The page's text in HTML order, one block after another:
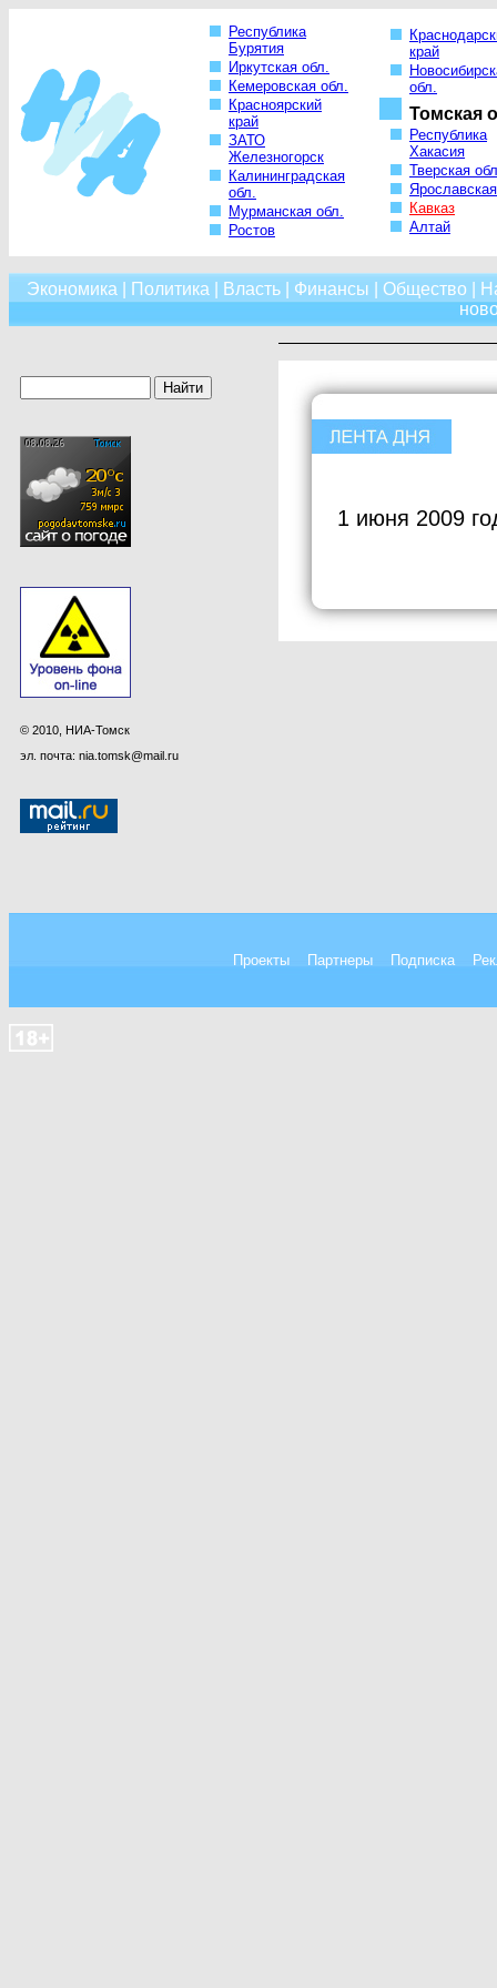
Республика
Бурятия
Иркутская обл.
Кемеровская обл.
Красноярский
край
ЗАТО
Железногорск
Калининградская
обл.
Мурманская обл.
Ростов
край
обл.
Томская
Республика
Хакасия
Тверская
Кавказ
Алтай
Экономика Политика Власть| Финансы Общество
© 2010, НИА-Томск
эл. почта: nia.tomsk@mail.ru
1 июня 2009
Проекты Партнеры Подписка